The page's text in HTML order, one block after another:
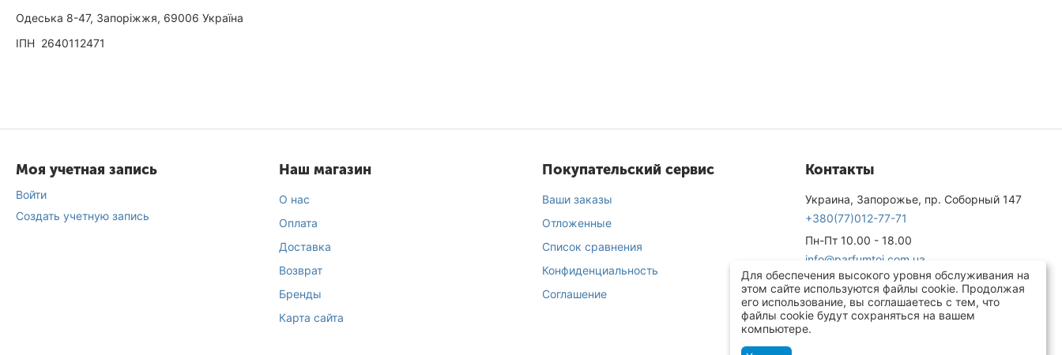
Одеська 8-47, Запоріжжя, 69006 Україна
ІПН 2640112471
Моя учетная запись
Войти
Создать учетную запись
Наш магазин
О нас
Оплата
Доставка
Возврат
Бренды
Карта сайта
Покупательский сервис
Ваши заказы
Отложенные
Список сравнения
Конфиденциальность
Соглашение
Контакты
Украина, Запорожье, пр. Соборный 147
+380(77)012-77-71
Пн-Пт 10.00 - 18.00
info@parfumtoi.com.ua
Посмотреть на сайте
Для обеспечения высокого уровня обслуживания на
этом сайте используются файлы cookie. Продолжая
его использование, вы соглашаетесь с тем, что
файлы cookie будут сохраняться на вашем
компьютере.